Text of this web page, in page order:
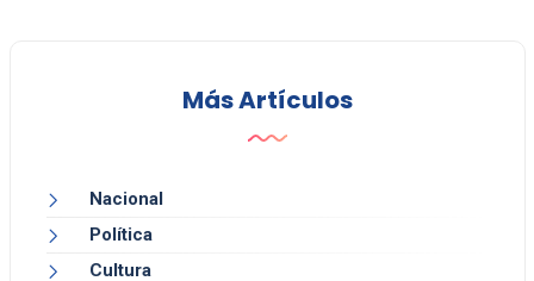
Más Artículos
Nacional
Política
Cultura